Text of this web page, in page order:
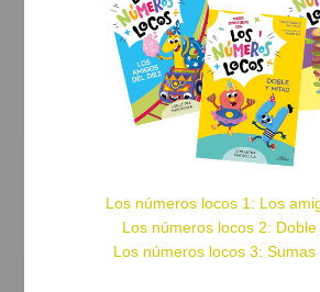
Los números locos 1: Los
Los números locos 2: Doble
Los números locos 3: Sumas